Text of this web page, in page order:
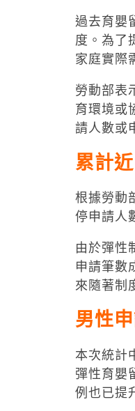
過去育嬰
度。為了
家庭實際
勞動部表
育環境或
請人數或
累計
根據勞動
停申請人
由於彈性
申請筆數
來隨著制
男性
本次統計
彈性育嬰
例也已提